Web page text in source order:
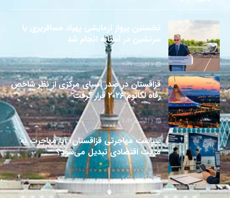
نخستین پرواز آزمایشی پهپاد مسافربری با
سرنشین در آستانه انجام شد
6 آگوست 2026
قزاقستان در صدر آسیای مرکزی از نظر شاخص
رفاه لگاتوم ۲۰۲۶ قرار گرفت
6 آگوست 2026
سیاست مهاجرتی قزاقستان؛ آیا مهاجرت به
مزیت اقتصادی تبدیل می‌شود؟
6 آگوست 2026